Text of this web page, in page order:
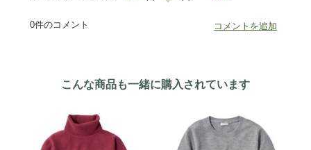
こんな商品も一緒に購入されています